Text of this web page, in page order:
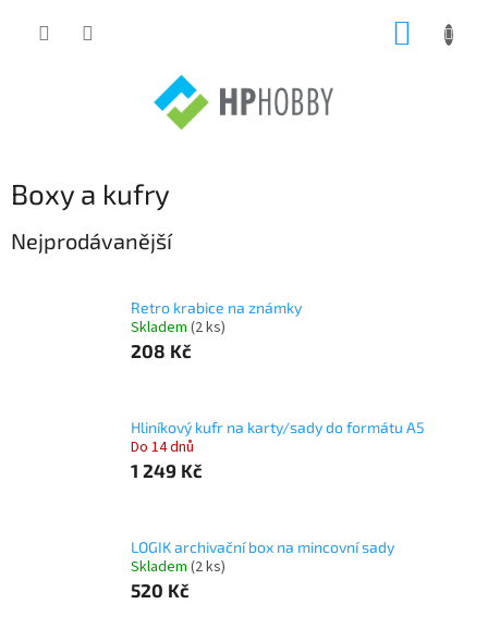
Boxy a kufry
Nejprodávanější
Retro krabice na známky
Skladem (2 ks)
208 Kč
Hliníkový kufr na karty/sady do formátu A5
Do 14 dnů
1 249 Kč
LOGIK archivační box na mincovní sady
Skladem (2 ks)
520 Kč